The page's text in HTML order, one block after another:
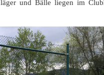
und Bälle liegen im